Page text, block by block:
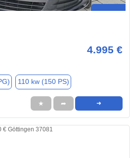
4.995 €
110 kw (150 PS)
★ ➦ ➜